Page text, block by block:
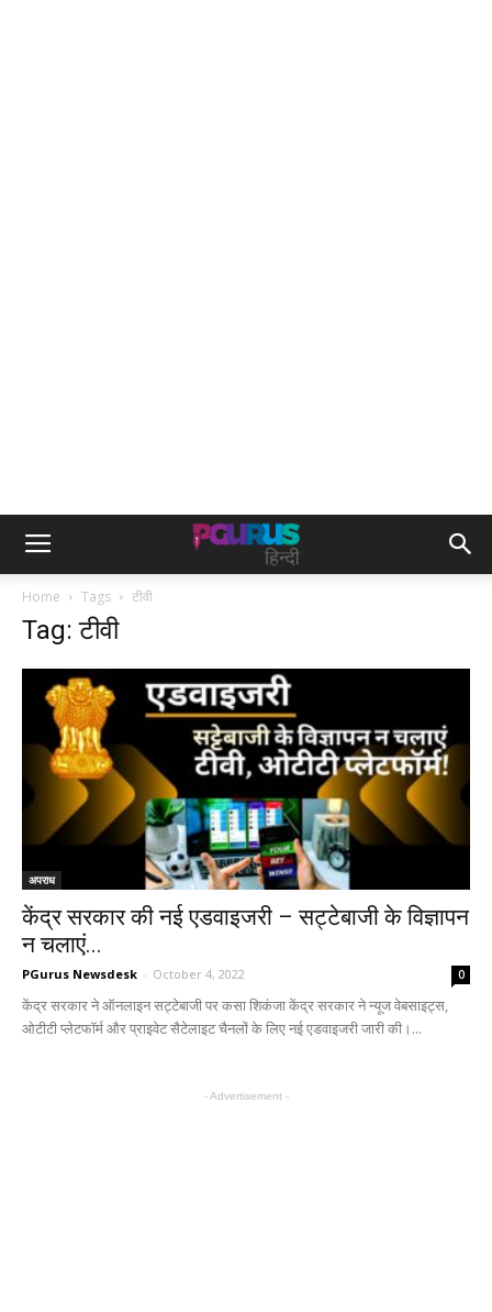
Home Tags टीवी
Tag: टीवी
अपराध
केंद्र सरकार की नई एडवाइजरी – सट्टेबाजी के विज्ञापन
न चलाएं...
PGurus Newsdesk - October 4, 2022 0
केंद्र सरकार ने ऑनलाइन सट्टेबाजी पर कसा शिकंजा केंद्र सरकार ने न्यूज वेबसाइट्स,
ओटीटी प्लेटफॉर्म और प्राइवेट सैटेलाइट चैनलों के लिए नई एडवाइजरी जारी की।...
- Advertisement -